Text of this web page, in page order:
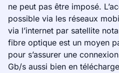
ne peut pas être imposé.
possible via les réseaux
via l’internet par satellite
fibre optique est un moyen
pour s’assurer une
Gb/s aussi bien en